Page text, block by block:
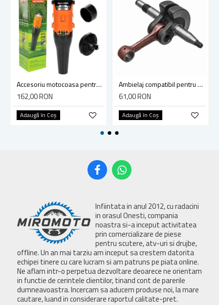
Accesoriu motocoasa pentru suflat frunze, Blade, 13.5 m3/minut, diametru teava 28mm - Tija 9 dinti
162,00 RON
Adaugă în Coş
Ambielaj compatibil pentru drujba Husqvarna 365, 371, 372
61,00 RON
Adaugă în Coş
Infiintata in anul 2012, cu radacini
in orasul Onesti, compania
noastra si-a inceput activitatea
prin comercializare de piese
pentru scutere, atv-uri si drujbe,
offline. Un an mai tarziu am inceput sa crestem datorita
echipei tinere cu care lucram si am patruns pe piata online.
Ne aflam intr-o perpetua dezvoltare deoarece ne orientam
in functie de cerintele clientilor, tinand cont de parerile
dumneavoastra. Incercam sa aducem produse noi, la mare
cautare, luand in considerare raportul calitate-pret.